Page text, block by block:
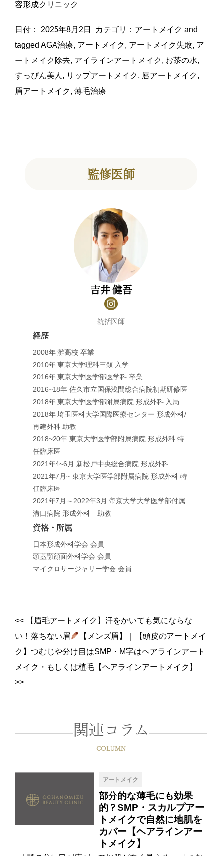
容形成クリニック
日付： 2025年8月2日 カテゴリ： アートメイク and
tagged AGA治療, アートメイク, アートメイク失敗, ア
ートメイク除去, アイラインアートメイク, お茶の水,
すっぴん美人 , リップアートメイク, 唇アートメイク,
眉アートメイク, 薄毛治療
監修医師
吉井 健吾
統括医師
経歴
2008年 灘高校 卒業
2010年 東京大学理科三類 入学
2016年 東京大学医学部医学科 卒業
2016~18年 佐久市立国保浅間総合病院初期研修医
2018年 東京大学医学部附属病院 形成外科 入局
2018年 埼玉医科大学国際医療センター 形成外科/
再建外科 助教
2018~20年 東京大学医学部附属病院 形成外科 特
任臨床医
2021年4~6月 新松戸中央総合病院 形成外科
2021年7月~ 東京大学医学部附属病院 形成外科 特
任臨床医
2021年7月～2022年3月 帝京大学大学医学部付属
溝口病院 形成外科 助教
資格・所属
日本形成外科学会 会員
頭蓋顎顔面外科学会 会員
マイクロサージャリー学会 会員
<<【眉毛アートメイク】汗をかいても気にならな
い！落ちない眉
【メンズ眉】
【頭皮のアートメイ
ク】つむじや分け目はSMP・M字はヘアラインアート
メイク・もしくは植毛【ヘアラインアートメイク】
>>
関連コラム
COLUMN
アートメイク
部分的な薄毛にも効果
的？SMP・スカルプアー
トメイクで自然に地肌を
カバー【ヘアラインアー
トメイク】